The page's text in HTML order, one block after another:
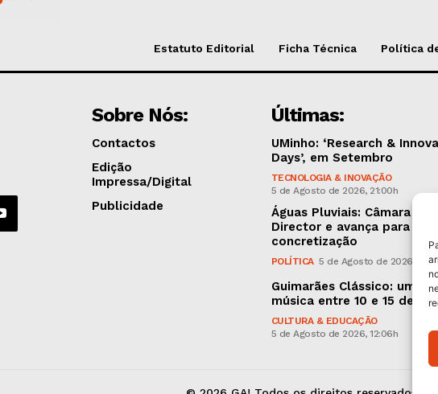
Estatuto Editorial Ficha Técnica Política
Sobre Nós:
Contactos
Edição
Impressa/Digital
Publicidade
Últimas:
UMinho: ‘Research &
Days’, em Setembro
TECNOLOGIA & INOVAÇÃO
5 de Agosto de 2026, 21:00h
Águas Pluviais: Câmara
Director e avança para a sua
concretização
POLÍTICA 5 de Agosto de 2026,
Guimarães Clássico: um
música entre 10 e 15 de
CULTURA & EDUCAÇÃO
5 de Agosto de 2026, 12:06h